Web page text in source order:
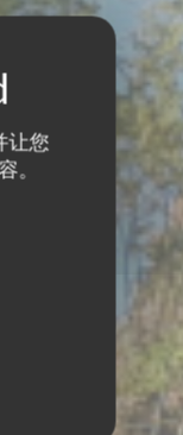
让您
。